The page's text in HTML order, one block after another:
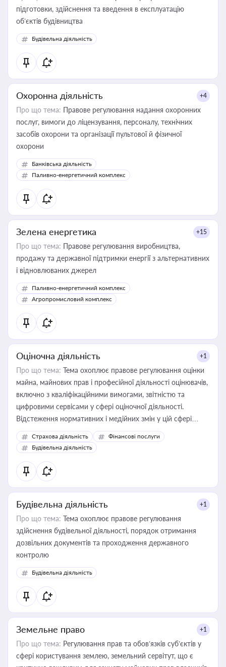
підготовки, здійснення та введення в експлуатацію
об’єктів будівництва
Будівельна діяльність
Охоронна діяльність +4
Про що тема: Правове регулювання надання охоронних
послуг, вимоги до ліцензування, персоналу, технічних
засобів охорони та організації пультової й фізичної
охорони
Банківська діяльність
Паливно-енергетичний комплекс
Зелена енергетика +15
Про що тема: Правове регулювання виробництва,
продажу та державної підтримки енергії з альтернативних
і відновлюваних джерел
Паливно-енергетичний комплекс
Агропромисловий комплекс
Оціночна діяльність +1
Про що тема: Тема охоплює правове регулювання оцінки
майна, майнових прав і професійної діяльності оцінювачів,
включно з кваліфікаційними вимогами, звітністю та
цифровими сервісами у сфері оціночної діяльності.
Відстеження нормативних і медійних змін у цій сфері
корисне для власника бізнесу, керівника, юриста або
бухгалтера під час оподаткування, приватизації, оренди
державного майна, корпоративних угод і перевірки
статусу суб'єктів оціночної діяльності
Страхова діяльність
Фінансові послуги
Будівельна діяльність
Будівельна діяльність +1
Про що тема: Тема охоплює правове регулювання
здійснення будівельної діяльності, порядок отримання
дозвільних документів та проходження державного
контролю
Будівельна діяльність
Земельне право +1
Про що тема: Регулювання прав та обов’язків суб’єктів у
сфері користування землею, земельний сервітут, що є